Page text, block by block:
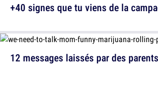
12 messages laissés par des
+40 signes que tu viens de la